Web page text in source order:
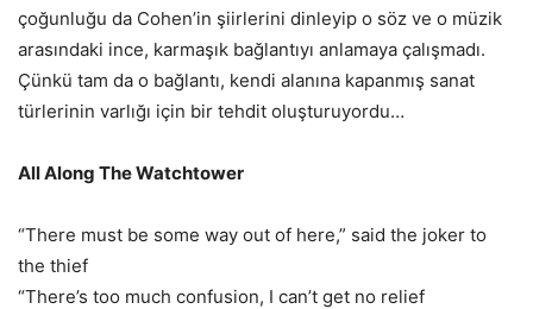
çoğunluğu da Cohen’in şiirlerini dinleyip o söz ve o müzik
arasındaki ince, karmaşık bağlantıyı anlamaya çalışmadı.
Çünkü tam da o bağlantı, kendi alanına kapanmış sanat
türlerinin varlığı için bir tehdit oluşturuyordu…
All Along The Watchtower
“There must be some way out of here,” said the joker to
the thief
“There’s too much confusion, I can’t get no relief